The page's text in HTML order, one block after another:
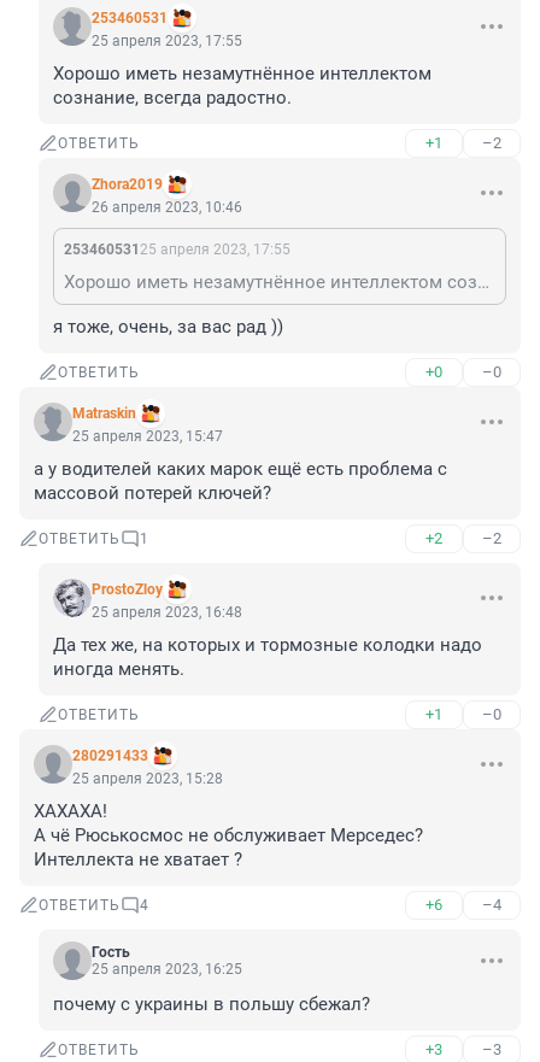
253460531
25 апреля 2023, 17:55
Хорошо иметь незамутнённое интеллектом
сознание, всегда радостно.
ОТВЕТИТЬ +1 –2
Zhora2019
26 апреля 2023, 10:46
253460531 25 апреля 2023, 17:55
Хорошо иметь незамутнённое интеллектом сознание, всегда радостно.
я тоже, очень, за вас рад ))
ОТВЕТИТЬ +0 –0
Matraskin
25 апреля 2023, 15:47
а у водителей каких марок ещё есть проблема с
массовой потерей ключей?
ОТВЕТИТЬ 1 +2 –2
ProstoZloy
25 апреля 2023, 16:48
Да тех же, на которых и тормозные колодки надо
иногда менять.
ОТВЕТИТЬ +1 –0
280291433
25 апреля 2023, 15:28
ХАХАХА!
А чё Рюськосмос не обслуживает Мерседес?
Интеллекта не хватает ?
ОТВЕТИТЬ 4 +6 –4
Гость
25 апреля 2023, 16:25
почему с украины в польшу сбежал?
ОТВЕТИТЬ +3 –3